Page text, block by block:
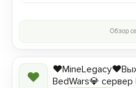
Обзор
❤
BedWars💎